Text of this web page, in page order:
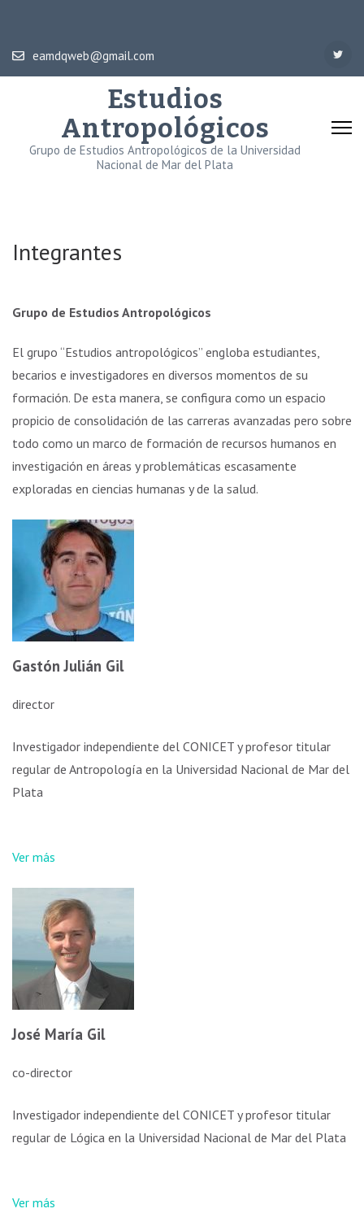
eamdqweb@gmail.com
Estudios
Antropológicos
Grupo de Estudios Antropológicos de la Universidad
Nacional de Mar del Plata
Integrantes
Grupo de Estudios Antropológicos
El grupo “Estudios antropológicos” engloba estudiantes,
becarios e investigadores en diversos momentos de su
formación. De esta manera, se configura como un espacio
propicio de consolidación de las carreras avanzadas pero sobre
todo como un marco de formación de recursos humanos en
investigación en áreas y problemáticas escasamente
exploradas en ciencias humanas y de la salud.
Gastón Julián Gil
director
Investigador independiente del CONICET y profesor titular
regular de Antropología en la Universidad Nacional de Mar del
Plata
Ver más
José María Gil
co-director
Investigador independiente del CONICET y profesor titular
regular de Lógica en la Universidad Nacional de Mar del Plata
Ver más